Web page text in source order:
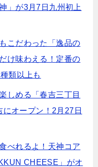
」が3月7日九州初上
こだわった「逸品の
け味わえる！定番の
類以上も
しめる「春吉三丁目
オープン！2月27日
べれるよ！天神コア
CHEESE」がオ